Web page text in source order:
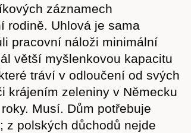
záznamech
rodině. Uhlová je sama
pracovní náloži minimální
větší myšlenkovou kapacitu
tráví v odloučení od svých
krájením zeleniny v Německu
Musí. Dům potřebuje
z polských důchodů nejde